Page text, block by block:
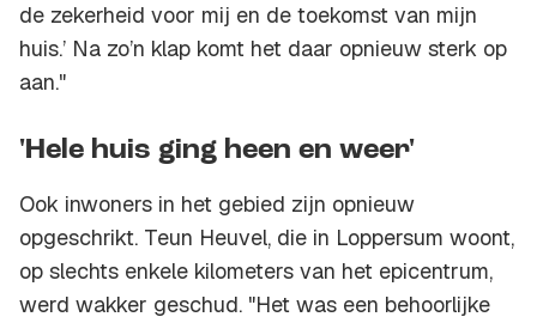
de zekerheid voor mij en de toekomst van mijn
huis.’ Na zo’n klap komt het daar opnieuw sterk op
aan."
'Hele huis ging heen en weer'
Ook inwoners in het gebied zijn opnieuw
opgeschrikt. Teun Heuvel, die in Loppersum woont,
op slechts enkele kilometers van het epicentrum,
werd wakker geschud. "Het was een behoorlijke